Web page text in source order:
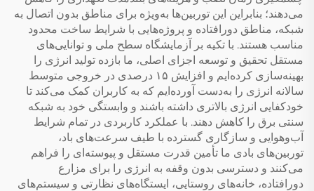
می‌دهند؛ بنابراین این توربین‌ها به‌ویژه برای مناطق بدون اتصال به
شبکه، مناطق دورافتاده و پروژه‌هایی با شرایط ساخت محدود
مناسب هستند. با تکیه بر آزمایشگاه سطح ملی و توانایی‌های
مستقل تحقیق و توسعه اجزای اصلی، ما بازده تولید انرژی را
بهینه‌سازی کرده‌ایم و افزایش ۱۵ درصدی در خروجی متوسط
سالانه انرژی را به‌دست آورده‌ایم که به کاربران کمک می‌کند تا
خودکفایی انرژی بالاتری داشته باشند و وابستگی خود به شبکه
سنتی برق را کاهش دهند. با عملکرد کاربردی در تمام شرایط
آب‌وهوایی و سازگاری گسترده با طیف سرعت‌های باد،
توربین‌های بادی ما تأمین قدرت مستقل و پیوسته‌ای را فراهم
می‌کنند و دسترسی بدون وقفه به انرژی را برای مزارع
دورافتاده، خانه‌های روستایی، ایستگاه‌های نظارتی و سیستم‌های